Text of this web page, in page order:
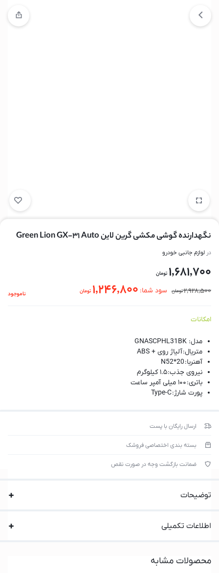
نگهدارنده گوشی مکشی گرین لاین Green Lion GX-31 Auto
در لوازم جانبی خودرو
1,681,700 تومان
2,928,500تومان سود شما: 1,246,800 تومان ناموجود
امکانات
مدل:GNASCPHL31BK
متریال:آلیاژ روی + ABS
آهنربا:N52*20
نیروی جذب:۱.۵ کیلوگرم
باتری:۱۰۰ میلی آمپر ساعت
پورت شارژ:Type-C
ارسال رایگان با پست
بسته بندی اختصاصی فروشک
ضمانت بازگشت وجه در صورت نقص
توضیحات
اطلاعات تکمیلی
محصولات مشابه